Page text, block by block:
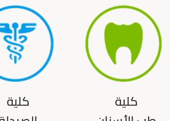
كلية
كلية